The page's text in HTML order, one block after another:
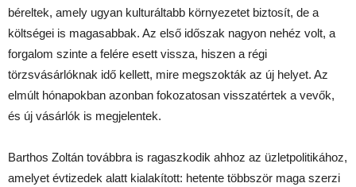
béreltek, amely ugyan kulturáltabb környezetet biztosít, de a
költségei is magasabbak. Az első időszak nagyon nehéz volt, a
forgalom szinte a felére esett vissza, hiszen a régi
törzsvásárlóknak idő kellett, mire megszokták az új helyet. Az
elmúlt hónapokban azonban fokozatosan visszatértek a vevők,
és új vásárlók is megjelentek.
Barthos Zoltán továbbra is ragaszkodik ahhoz az üzletpolitikához,
amelyet évtizedek alatt kialakított: hetente többször maga szerzi